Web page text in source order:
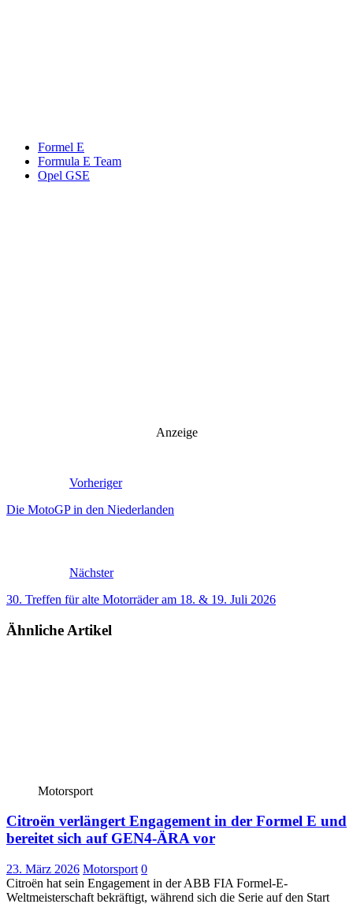
Formel E
Formula E Team
Opel GSE
Anzeige
Vorheriger
Die MotoGP in den Niederlanden
Nächster
30. Treffen für alte Motorräder am 18. & 19. Juli 2026
Ähnliche Artikel
Motorsport
Citroën verlängert Engagement in der Formel E und
bereitet sich auf GEN4-ÄRA vor
23. März 2026 Motorsport 0
Citroën hat sein Engagement in der ABB FIA Formel-E-
Weltmeisterschaft bekräftigt, während sich die Serie auf den Start